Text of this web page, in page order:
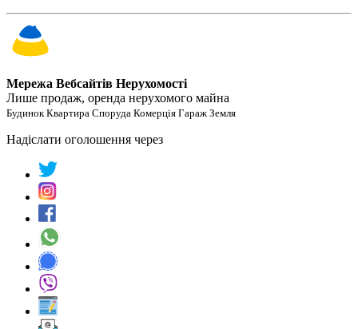
Мережа Вебсайтів Нерухомості
Лише продаж, оренда нерухомого майна
Будинок Квартира Споруда Комерція Гараж Земля
Надіслати оголошення через